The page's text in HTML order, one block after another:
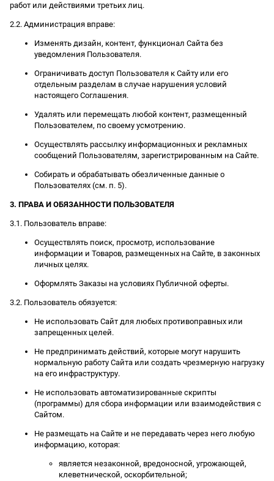
работ или действиями третьих лиц.
2.2. Администрация вправе:
Изменять дизайн, контент, функционал Сайта без
уведомления Пользователя.
Ограничивать доступ Пользователя к Сайту или его
отдельным разделам в случае нарушения условий
настоящего Соглашения.
Удалять или перемещать любой контент, размещенный
Пользователем, по своему усмотрению.
Осуществлять рассылку информационных и рекламных
сообщений Пользователям, зарегистрированным на Сайте.
Собирать и обрабатывать обезличенные данные о
Пользователях (см. п. 5).
3. ПРАВА И ОБЯЗАННОСТИ ПОЛЬЗОВАТЕЛЯ
3.1. Пользователь вправе:
Осуществлять поиск, просмотр, использование
информации и Товаров, размещенных на Сайте, в законных
личных целях.
Оформлять Заказы на условиях Публичной оферты.
3.2. Пользователь обязуется:
Не использовать Сайт для любых противоправных или
запрещенных целей.
Не предпринимать действий, которые могут нарушить
нормальную работу Сайта или создать чрезмерную нагрузку
на его инфраструктуру.
Не использовать автоматизированные скрипты
(программы) для сбора информации или взаимодействия с
Сайтом.
Не размещать на Сайте и не передавать через него любую
информацию, которая:
является незаконной, вредоносной, угрожающей,
клеветнической, оскорбительной;